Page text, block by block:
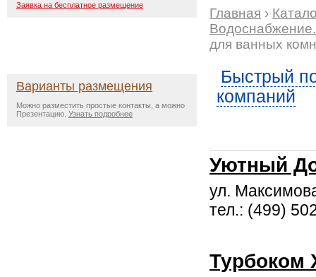
Заявка на бесплатное размещение
Варианты размещения
Можно разместить простые контакты, а можно
Презентацию. Узнать подробнее
Главная ›
для ванных
Быстрый
компаний
Уютный
ул.
тел.: (499)
Турбоком